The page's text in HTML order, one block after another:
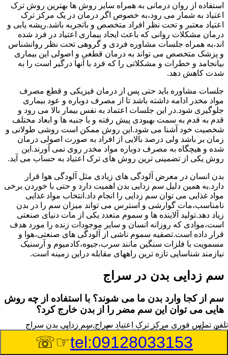
استفاده از روان درمانی به همراه سایر روش ها بهترین روش ترک
اعتیاد به شمار می رود،به خصوص اگر درمان در یک مرکز ترک
اعتیاد معتبر و تحت نظر افراد متخصص و باتجربه باشد.ریشه یابی و
درمان مشکلات روانی که باعث ایجاد بیماری اعتیاد در فرد شده
اند،به همراه جلسات مشاوره فردی و گروهی تحت نظر روانشناس
و پزشک متخصص می تواند به درمان قطعی و اصولی این بیماری
بیانجامد و خطرات و مشکلاتی را که فرد با آنها درگیر است را به
شدت کاهش دهد.
جلسات مشاوره باید حتی پس از درمان فیزیکی و قطع مصرف
مواد مخدر ادامه داشته باشد تا از مصرف دوباره و عود بیماری
جلوگیری شود.در این جلسات اعتماد به نفس بیمار بالا می رود و
قدم به قدم به سمت بهبودی پیش رفته و با جنبه ها و ابعاد مختلف
شخصیت خود آشنا می شود.این روش ممکن است روشی طولانی و
زمان بر باشد ولی درصد بالایی از افراد به صورت اصولی درمان
شده و هیچگاه به مصرف دوباره مواد مخدر روی نمی آورند.این
روش یکی از تضمینی ترین روش های ترک اعتیاد به حساب می آید.
بدن انسان در معرض آلودگی های زیادی مثل آلودگی هوا قرار
دارد.به همین دلیل سم زدایی بدن اهمیت دارد و حتی با خوردن برخی
مواد غذایی می توان سم زدایی را انجام داد.انتخاب مواد غذایی
نامناسب،مات گوارشی و استرس می تواند میزان سم را در بدن
زیاد دهد.تولید آلاینده ها و سموم متعدد یکی از مات دنیای صنعتی
است،موادی که روزانه انسان و سایر موجودات زنده را مورد هدف
قرار داده است.تصفیه سموم ناشی از آلودگی های صنعتی،هوا و
مسمویت با فلزات سنگین مانند سرب،جیوه،کادمیوم و آرسنیک
نیازمند شناسایی تازه ترین راههای مقابله دراین زمینه است.
سم زدایی بدن در سراج
سم از کجا وارد بدن ما می شوند؟ با استفاده از چه روش
هایی می توان این سم مضر را از بدن خارج کرد؟
بطور کلی سم موجود در بدن به دو گروه عمده تقسیم می
شوند.بخش بزرگی از این سموم مثل مواد به جا مانده از سموم
گیاهی و آفت کش ها،فلزات سنگین ناشی از آلودگی هوا،انواع
تلفن تماس فوری مرکز ترک اعتیاد سراج,سم زدایی بدن سراج
tel:09128033153
☞☏